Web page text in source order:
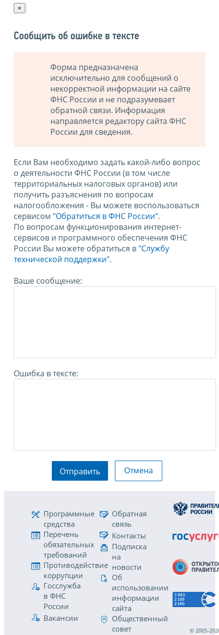
×
Сообщить об ошибке в тексте
Форма предназначена
исключительно для сообщений о
некорректной информации на сайте
ФНС России и не подразумевает
обратной связи. Информация
направляется редактору сайта ФНС
России для сведения.
Если Вам необходимо задать какой-либо вопрос
о деятельности ФНС России (в том числе
территориальных налоговых органов) или
получить разъяснения по вопросам
налогообложения - Вы можете воспользоваться
сервисом "Обратиться в ФНС России".
По вопросам функционирования интернет-
сервисов и программного обеспечения ФНС
России Вы можете обратиться в "Службу
технической поддержки".
Ваше сообщение:
Ошибка в тексте:
Отправить Отмена
Программные
средства
Перечень
обязательных
требований
Противодействие
коррупции
Госслужба
в ФНС
России
Вакансии
Обратная
связь
Контакты
Подписка
на
новости
Об
использовании
информации
сайта
Общественный
совет
© 2005-